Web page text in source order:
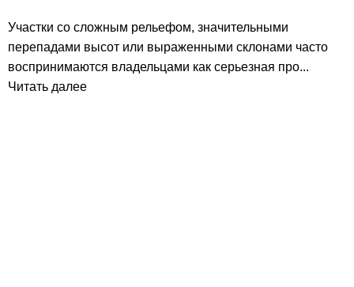
Участки со сложным рельефом, значительными
перепадами высот или выраженными склонами часто
воспринимаются владельцами как серьезная про...
Читать далее